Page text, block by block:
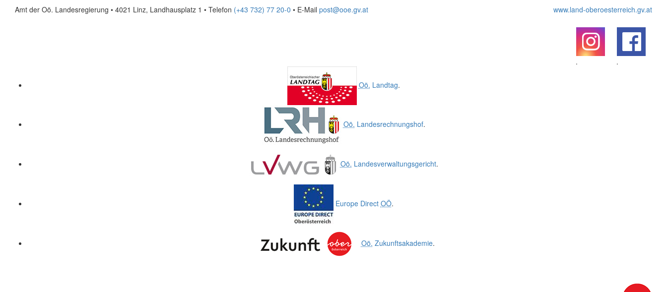
Amt der Oö. Landesregierung • 4021 Linz, Landhausplatz 1 • Telefon (+43 732) 77 20-0 • E-Mail post@ooe.gv.at www.land-oberoesterreich.gv.at
.
.
Oö. Landtag.
Oö. Landesrechnungshof.
Oö. Landesverwaltungsgericht.
Europe Direct OÖ.
Oö. Zukunftsakademie.